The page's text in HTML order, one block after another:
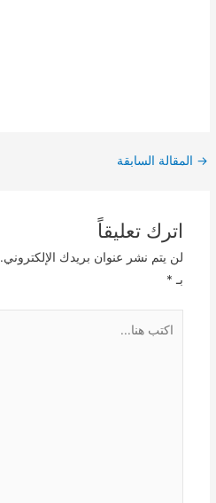
Post
→ المقالة السابقة
اترك تعليقاً
لن يتم نشر عنوان بريدك الإلكتروني.
بـ *